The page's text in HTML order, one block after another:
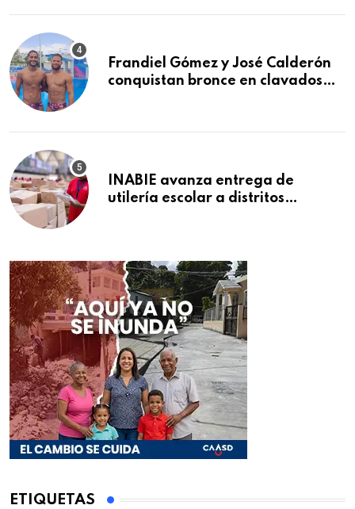
Frandiel Gómez y José Calderón
conquistan bronce en clavados
INABIE avanza entrega de
utilería escolar a distritos
ETIQUETAS